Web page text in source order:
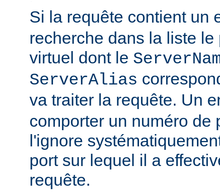
Si la requête contient un
recherche dans la liste
virtuel dont le
ServerAlias
va traiter la requête. Un
comporter un numéro de
l'ignore
port sur lequel il a
requête.